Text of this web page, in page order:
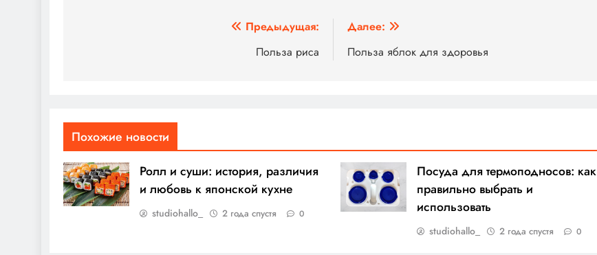
Предыдущая:
Польза риса
Далее:
Польза яблок для здоровья
Похожие новости
Ролл и суши: история, различия
и любовь к японской кухне
studiohallo_ 2 года спустя 0
Посуда для термоподносов: как
правильно выбрать и
использовать
studiohallo_ 2 года спустя 0